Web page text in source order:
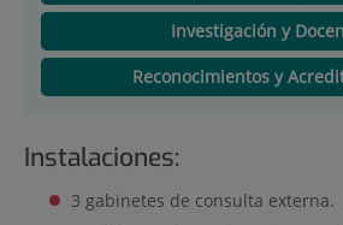
Investigación y
Reconocimientos y
Instalaciones:
3 gabinetes de consulta externa.